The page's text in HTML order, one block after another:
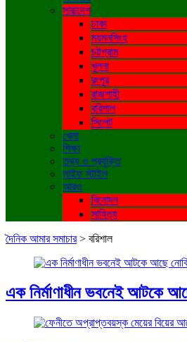
সারাদেশ
ঢাকা
ময়মনসিংহ
চট্টগ্রাম
খুলনা
রংপুর
রাজশাহী
বরিশাল
সিলেট
খেলা
শিক্ষা
তথ্য ও প্রযুক্তি
লাইফ স্টাইল
আরও
বিনোদন
সাহিত্য
দৈনিক আমার সমাচার> বরিশাল
এক নির্মাণাধীন ভবনেই আটকে